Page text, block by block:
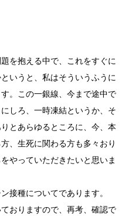
を抱える中で、これをすぐに
いうと、私はそういうふうに
。この一銀線、今まで途中で
しろ、一時凍結というか、そ
とあらゆるところに、今、本
、生死に関わる方も多々おり
やっていただきたいと思いま
接種についてであります。
おりますので、再考、確認で